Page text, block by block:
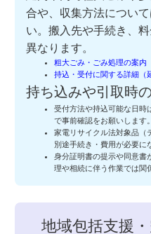
合や、収集方法につい
い。搬入先や手続き、
異なります。
粗大ごみ・ごみ処理の案内
持込・受付に関する詳細（
持ち込みや引取時
受付方法や持込可能な日時
で事前確認をお願いします。
家電リサイクル法対象品（
別途手続き・費用が必要に
身分証明書の提示や同意書
理や相続に伴う作業では関
地域包括支援